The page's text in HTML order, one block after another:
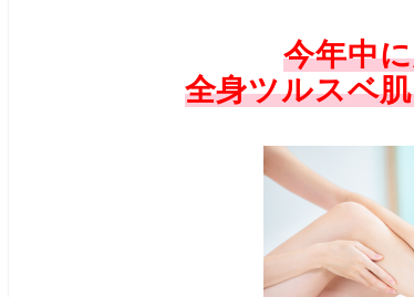
今年中
全身ツルスベ